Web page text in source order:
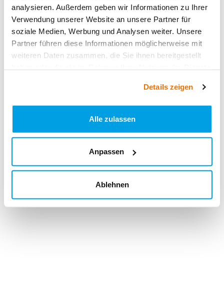
analysieren. Außerdem geben wir Informationen zu Ihrer
Verwendung unserer Website an unsere Partner für
soziale Medien, Werbung und Analysen weiter. Unsere
Partner führen diese Informationen möglicherweise mit
weiteren Daten zusammen, die Sie ihnen bereitgestellt
Details zeigen
Alle zulassen
Anpassen
Ablehnen